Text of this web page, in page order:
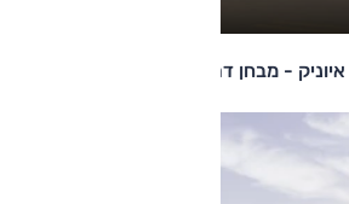
- מבחן דרכים השוואתי